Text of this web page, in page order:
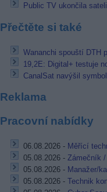
Public TV ukončila
Přečtěte si také
Wananchi spouští DTH
19,2E: Digital+ testuje
CanalSat navýšil
Reklama
Pracovní nabídky
06.08.2026 - Měřící
05.08.2026 - Zámečník
05.08.2026 - Manažer/
05.08.2026 - Technik